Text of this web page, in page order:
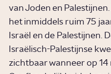
van Joden en
het inmiddels ruim 75
Israël en de Palestijnen.
Israëlisch-Palestijnse
zichtbaar wanneer op 14